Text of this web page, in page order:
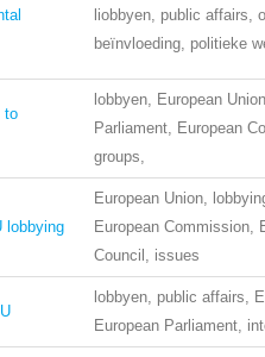
liobbyen, public affairs,
beïnvloeding, politieke
to
lobbyen, European
Parliament, European
groups,
lobbying
European Union,
European Commission,
Council, issues
lobbyen, public affairs,
European Parliament,